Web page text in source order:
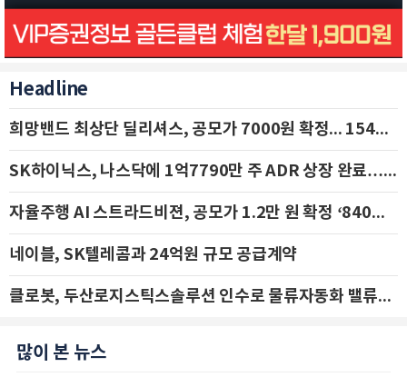
Headline
희망밴드 최상단 딜리셔스, 공모가 7000원 확정... 154억 규모 IPO 돌입
SK하이닉스, 나스닥에 1억7790만 주 ADR 상장 완료…29일 국내 추가 상장
자율주행 AI 스트라드비젼, 공모가 1.2만 원 확정 ‘840억 수혈’
네이블, SK텔레콤과 24억원 규모 공급계약
클로봇, 두산로지스틱스솔루션 인수로 물류자동화 밸류체인 확장 추진 - IBK투자증권
많이 본 뉴스